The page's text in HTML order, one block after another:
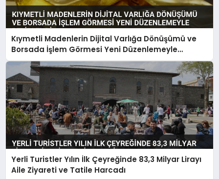
Kıymetli Madenlerin Dijital Varlığa Dönüşümü ve
Borsada İşlem Görmesi Yeni Düzenlemeyle
Belirlendi
Yerli Turistler Yılın İlk Çeyreğinde 83,3 Milyar Lirayı
Aile Ziyareti ve Tatile Harcadı